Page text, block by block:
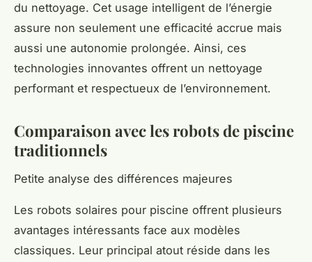
du nettoyage. Cet usage intelligent de l’énergie
assure non seulement une efficacité accrue mais
aussi une autonomie prolongée. Ainsi, ces
technologies innovantes offrent un nettoyage
performant et respectueux de l’environnement.
Comparaison avec les robots de piscine
traditionnels
Petite analyse des différences majeures
Les robots solaires pour piscine offrent plusieurs
avantages intéressants face aux modèles
classiques. Leur principal atout réside dans les